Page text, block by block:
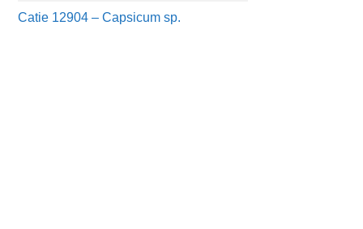
Catie 12904 – Capsicum sp.